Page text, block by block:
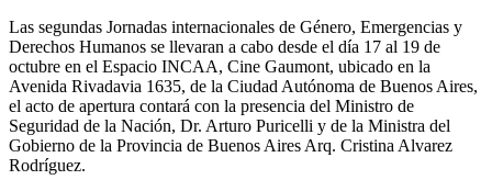
Las segundas Jornadas internacionales de Género, Emergencias y
Derechos Humanos se llevaran a cabo desde el día 17 al 19 de
octubre en el Espacio INCAA, Cine Gaumont, ubicado en la
Avenida Rivadavia 1635, de la Ciudad Autónoma de Buenos Aires,
el acto de apertura contará con la presencia del Ministro de
Seguridad de la Nación, Dr. Arturo Puricelli y de la Ministra del
Gobierno de la Provincia de Buenos Aires Arq. Cristina Alvarez
Rodríguez.